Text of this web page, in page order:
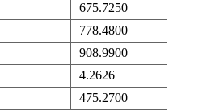
675.7250
778.4800
908.9900
4.2626
475.2700